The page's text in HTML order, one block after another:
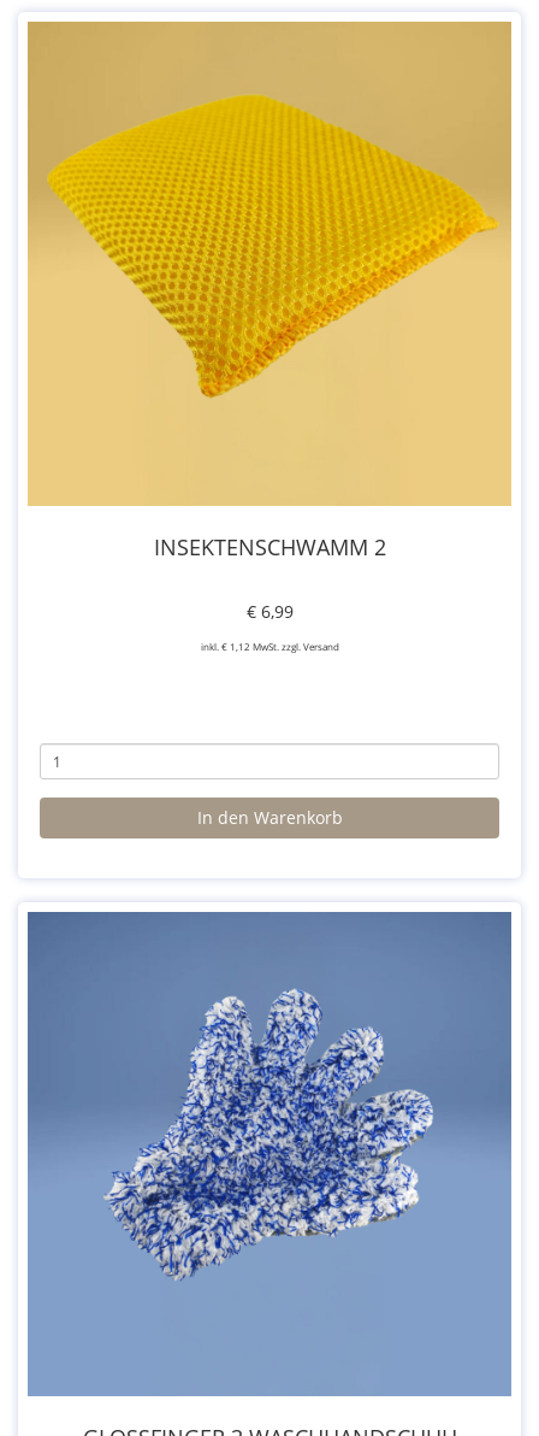
INSEKTENSCHWAMM 2
€ 6,99
inkl. € 1,12 MwSt. zzgl. Versand
In den Warenkorb